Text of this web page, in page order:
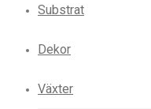
Substrat
Dekor
Växter